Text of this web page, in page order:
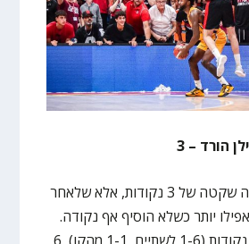
הורד – 3
רשם מחצית ראשונה שקטה של 3 נקודות, אלא שלאחר
יותר כשלא הוסיף אף נקודה.